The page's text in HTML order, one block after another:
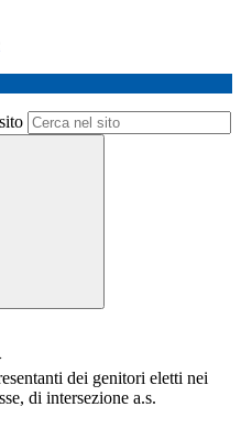
dei genitori eletti nei
di intersezione a.s.